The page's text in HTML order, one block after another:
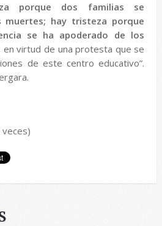
porque dos familias se
muertes; hay tristeza porque
se ha apoderado de los
en virtud de una protesta que se
de este centro educativo”.